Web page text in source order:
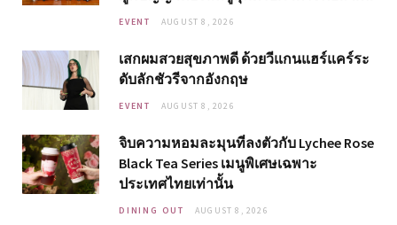
EVENT AUGUST 8, 2026
เสกผมสวยสุขภาพดี ด้วยวีแกนแฮร์แคร์ระ
ดับลักชัวรีจากอังกฤษ
EVENT AUGUST 8, 2026
จิบความหอมละมุนที่ลงตัวกับ Lychee Rose
Black Tea Series เมนูพิเศษเฉพาะ
ประเทศไทยเท่านั้น
DINING OUT AUGUST 8, 2026